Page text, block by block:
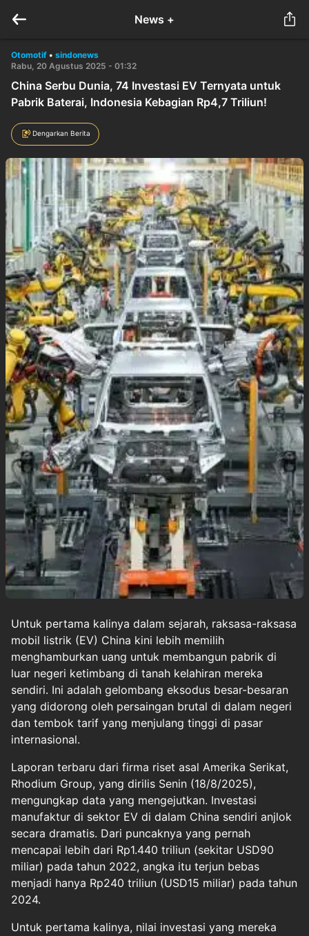
News +
Otomotif • sindonews
Rabu, 20 Agustus 2025 - 01:32
China Serbu Dunia, 74 Investasi EV Ternyata untuk
Pabrik Baterai, Indonesia Kebagian Rp4,7 Triliun!
Dengarkan Berita
Untuk pertama kalinya dalam sejarah, raksasa-raksasa
mobil listrik (EV) China kini lebih memilih
menghamburkan uang untuk membangun pabrik di
luar negeri ketimbang di tanah kelahiran mereka
sendiri. Ini adalah gelombang eksodus besar-besaran
yang didorong oleh persaingan brutal di dalam negeri
dan tembok tarif yang menjulang tinggi di pasar
internasional.
Laporan terbaru dari firma riset asal Amerika Serikat,
Rhodium Group, yang dirilis Senin (18/8/2025),
mengungkap data yang mengejutkan. Investasi
manufaktur di sektor EV di dalam China sendiri anjlok
secara dramatis. Dari puncaknya yang pernah
mencapai lebih dari Rp1.440 triliun (sekitar USD90
miliar) pada tahun 2022, angka itu terjun bebas
menjadi hanya Rp240 triliun (USD15 miliar) pada tahun
2024.
Untuk pertama kalinya, nilai investasi yang mereka